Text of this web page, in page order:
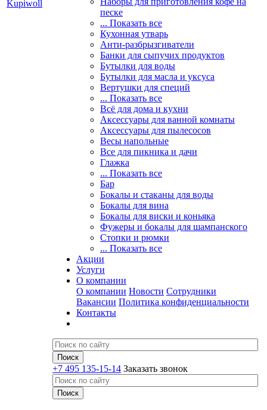
песке
... Показать все
Кухонная утварь
Анти-разбрызгиватели
Банки для сыпучих продуктов
Бутылки для воды
Бутылки для масла и уксуса
Вертушки для специй
... Показать все
Всё для дома и кухни
Аксессуары для ванной комнаты
Аксессуары для пылесосов
Весы напольные
Все для пикника и дачи
Глажка
... Показать все
Бар
Бокалы и стаканы для воды
Бокалы для вина
Бокалы для виски и коньяка
Фужеры и бокалы для шампанского
Стопки и рюмки
... Показать все
Акции
Услуги
О компании
О компании Новости Сотрудники
Вакансии Политика конфиденциальности
Контакты
+7 495 135-15-14 Заказать звонок